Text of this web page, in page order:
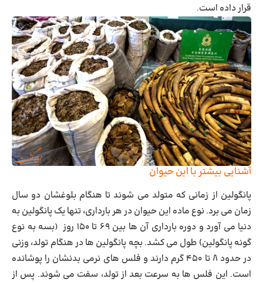
قرار داده است.
آشنایی بیشتر با این حیوان
پانگولین از زمانی که متولد می شوند تا هنگام بلوغشان دو سال
زمان می برد. نوع ماده این حیوان در هر بارداری، تنها یک پانگولین به
دنیا می آورد و دوره بارداری آن ها بین ۶۹ تا ۱۵۰ روز (بسه به نوع
گونه پانگولین) طول می کشد. بچه پانگولین ها در هنگام تولد، وزنی
در حدود ۸ تا ۴۵۰ گرم دارند و فلس های نرمی بدنشان را پوشانده
است. این فلس ها به سرعت بعد از تولد، سفت می شوند. پس از